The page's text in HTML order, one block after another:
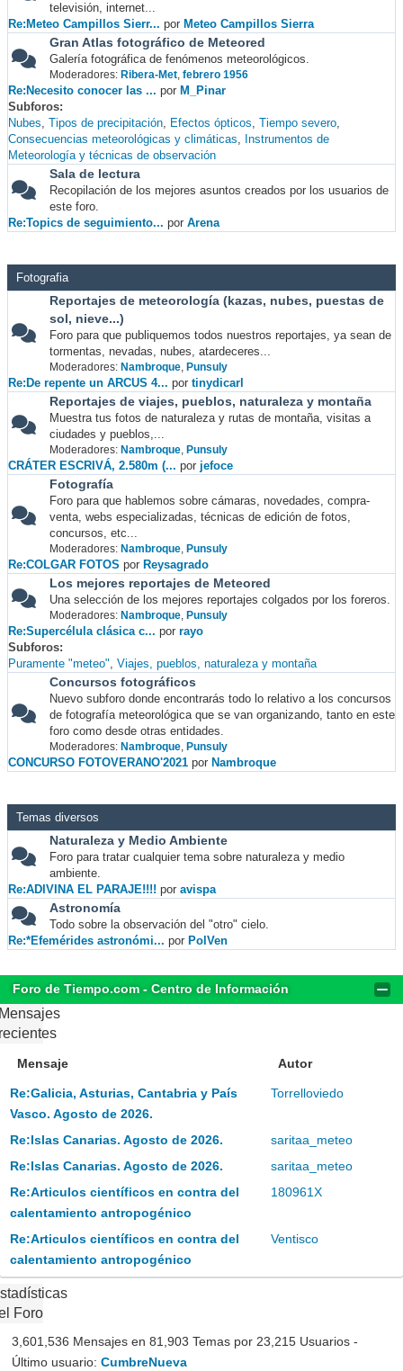
televisión, internet...
Re:Meteo Campillos Sierr... por Meteo Campillos Sierra
Gran Atlas fotográfico de Meteored
Galería fotográfica de fenómenos meteorológicos.
Moderadores: Ribera-Met, febrero 1956
Re:Necesito conocer las ... por M_Pinar
Subforos
Nubes Tipos de precipitación Efectos ópticos Tiempo severo
Consecuencias meteorológicas y climáticas
Instrumentos de
Meteorología y técnicas de observación
Sala de lectura
Recopilación de los mejores asuntos creados por los usuarios de
este foro.
Re:Topics de seguimiento... por Arena
Fotografia
Reportajes de meteorología (kazas, nubes, puestas de
sol, nieve...)
Foro para que publiquemos todos nuestros reportajes, ya sean de
tormentas, nevadas, nubes, atardeceres...
Moderadores: Nambroque, Punsuly
Re:De repente un ARCUS 4... por tinydicarl
Reportajes de viajes, pueblos, naturaleza y montaña
Muestra tus fotos de naturaleza y rutas de montaña, visitas a
ciudades y pueblos,...
Moderadores: Nambroque, Punsuly
CRÁTER ESCRIVÁ, 2.580m (... por jefoce
Fotografía
Foro para que hablemos sobre cámaras, novedades, compra-
venta, webs especializadas, técnicas de edición de fotos,
concursos, etc...
Moderadores: Nambroque, Punsuly
Re:COLGAR FOTOS por Reysagrado
Los mejores reportajes de Meteored
Una selección de los mejores reportajes colgados por los foreros.
Moderadores: Nambroque, Punsuly
Re:Supercélula clásica c... por rayo
Subforos
Puramente "meteo" Viajes, pueblos, naturaleza y montaña
Concursos fotográficos
Nuevo subforo donde encontrarás todo lo relativo a los concursos
de fotografía meteorológica que se van organizando, tanto en este
foro como desde otras entidades.
Moderadores: Nambroque, Punsuly
CONCURSO FOTOVERANO'2021 por Nambroque
Temas diversos
Naturaleza y Medio Ambiente
Foro para tratar cualquier tema sobre naturaleza y medio
ambiente.
Re:ADIVINA EL PARAJE!!!! por avispa
Astronomía
Todo sobre la observación del "otro" cielo.
Re:*Efemérides astronómi... por PolVen
Foro de Tiempo.com - Centro de Información
Mensaje Autor
Re:Galicia, Asturias, Cantabria y País
Vasco. Agosto de 2026.
Torrelloviedo
Re:Islas Canarias. Agosto de 2026.
saritaa_meteo
Re:Islas Canarias. Agosto de 2026.
saritaa_meteo
Re:Articulos científicos en contra del
calentamiento antropogénico
180961X
Re:Articulos científicos en contra del
calentamiento antropogénico
Ventisco
Foro
3,601,536 Mensajes en 81,903 Temas por 23,215 Usuarios -
Último usuario: CumbreNueva